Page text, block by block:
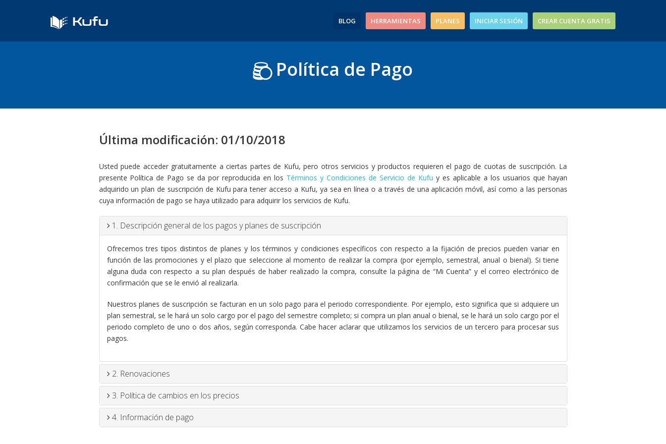
Kufu BLOG HERRAMIENTAS PLANES INICIAR SESIÓN CREAR CUENTA GRATIS
Política de Pago
Última modificación: 01/10/2018
Usted puede acceder gratuitamente a ciertas partes de Kufu, pero otros servicios y productos requieren el pago de cuotas de suscripción. La
presente Política de Pago se da por reproducida en los Términos y Condiciones de Servicio de Kufu y es aplicable a los usuarios que hayan
adquirido un plan de suscripción de Kufu para tener acceso a Kufu, ya sea en línea o a través de una aplicación móvil, así como a las personas
cuya información de pago se haya utilizado para adquirir los servicios de Kufu.
1. Descripción general de los pagos y planes de suscripción
Ofrecemos tres tipos distintos de planes y los términos y condiciones específicos con respecto a la fijación de precios pueden variar en
función de las promociones y el plazo que seleccione al momento de realizar la compra (por ejemplo, semestral, anual o bienal). Si tiene
alguna duda con respecto a su plan después de haber realizado la compra, consulte la página de “Mi Cuenta” y el correo electrónico de
confirmación que se le envió al realizarla.
Nuestros planes de suscripción se facturan en un solo pago para el periodo correspondiente. Por ejemplo, esto significa que si adquiere un
plan semestral, se le hará un solo cargo por el pago del semestre completo; si compra un plan anual o bienal, se le hará un solo cargo por el
periodo completo de uno o dos años, según corresponda. Cabe hacer aclarar que utilizamos los servicios de un tercero para procesar sus
pagos.
2. Renovaciones
3. Política de cambios en los precios
4. Información de pago